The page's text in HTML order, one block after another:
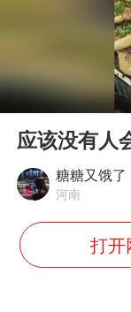
Play
00:00
应该没有人
糖糖又饿了
河南
打开